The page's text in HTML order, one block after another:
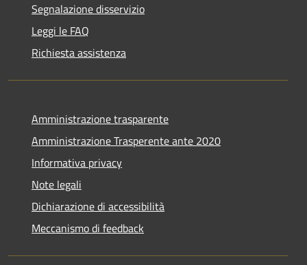
Segnalazione disservizio
Leggi le FAQ
Richiesta assistenza
Amministrazione trasparente
Amministrazione Trasperente ante 2020
Informativa privacy
Note legali
Dichiarazione di accessibilità
Meccanismo di feedback